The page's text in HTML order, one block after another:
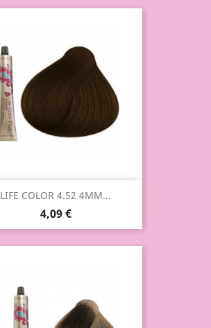
LIFE COLOR 4.52 4MM...
4,09 €